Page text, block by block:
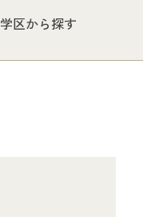
学区から探す